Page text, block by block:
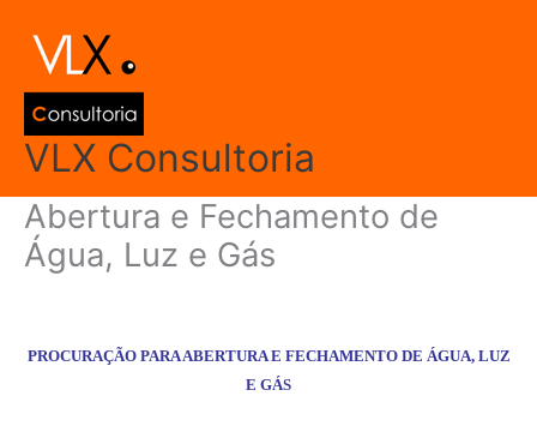
para
conteúdo
VLX Consultoria
Abertura e Fechamento de
Água, Luz e Gás
PROCURAÇÃO PARA ABERTURA E FECHAMENTO DE ÁGUA, LUZ
E GÁS